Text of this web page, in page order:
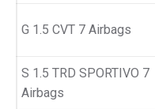
G 1.5 CVT 7 Airbags
S 1.5 TRD SPORTIVO 7
Airbags